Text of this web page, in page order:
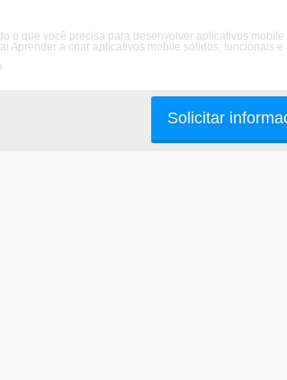
o que você precisa para desenvolver aplicativos mobile
Aprender a criar aplicativos mobile sólidos, funcionais e
Solicitar